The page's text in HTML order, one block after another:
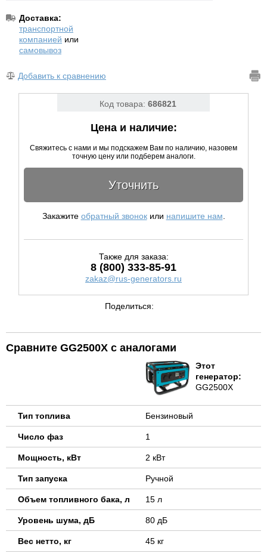
Доставка:
транспортной
компанией или
самовывоз
Добавить к сравнению
Код товара: 686821
Цена и наличие:
Свяжитесь с нами и мы подскажем Вам по наличию, назовем
точную цену или подберем аналоги.
Уточнить
Закажите обратный звонокили напишите нам
Также для заказа:
8 (800) 333-85-91
zakaz@rus-generators.ru
Поделиться:
Сравните GG2500X с аналогами
Тип топлива
Число фаз
Мощность, кВт
Тип запуска
Объем топливного бака, л
Уровень шума, дБ
Вес нетто, кг
Этот
генератор:
GG2500X
Бензиновый
1
2 кВт
Ручной
15 л
80 дБ
45 кг